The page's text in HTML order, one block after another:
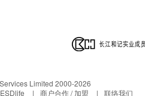
Limited 2000-2026
商户合作 / 加盟 联络我们